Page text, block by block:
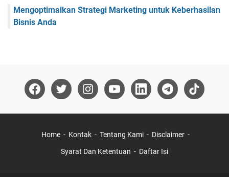
Mengoptimalkan Strategi Marketing untuk Keberhasilan
Bisnis Anda
Home Kontak Tentang Kami Disclaimer
Syarat Dan Ketentuan Daftar Isi